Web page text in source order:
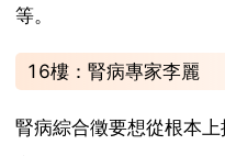
等。
16樓：腎病專家李麗
腎病綜合徵要想從根本